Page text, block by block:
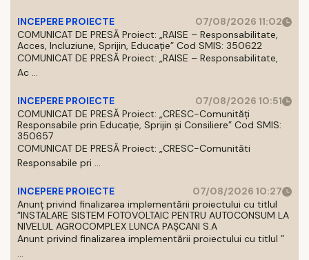
INCEPERE PROIECTE
07/08/2026 11:02
COMUNICAT DE PRESĂ Proiect: „RAISE – Responsabilitate,
Acces, Incluziune, Sprijin, Educație” Cod SMIS: 350622
COMUNICAT DE PRESĂ Proiect: „RAISE – Responsabilitate,
Ac ...
INCEPERE PROIECTE
07/08/2026 10:51
COMUNICAT DE PRESĂ Proiect: „CRESC-Comunități
Responsabile prin Educație, Sprijin și Consiliere” Cod SMIS:
350657
COMUNICAT DE PRESĂ Proiect: „CRESC-Comunităti
Responsabile pri ...
INCEPERE PROIECTE
07/08/2026 10:27
Anunț privind finalizarea implementării proiectului cu titlul
”INSTALARE SISTEM FOTOVOLTAIC PENTRU AUTOCONSUM LA
NIVELUL AGROCOMPLEX LUNCA PAȘCANI S.A
Anunt privind finalizarea implementării proiectului cu titlul ”
...